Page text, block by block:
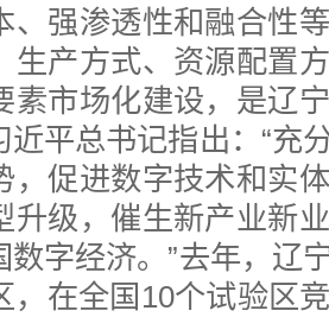
、强渗透性和融合性
生产方式、资源配置
素市场化建设，是辽
近平总书记指出：“充
，促进数字技术和实
升级，催生新产业新
数字经济。”去年，辽
，在全国10个试验区